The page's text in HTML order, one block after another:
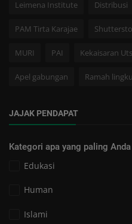
Leimena Institute Distribusi
PAM Tirta Karajae
MURI PAI Kekaisaran
Apel gabungan Ramah
JAJAK PENDAPAT
Kategori apa yang paling
Edukasi
Human
Islami